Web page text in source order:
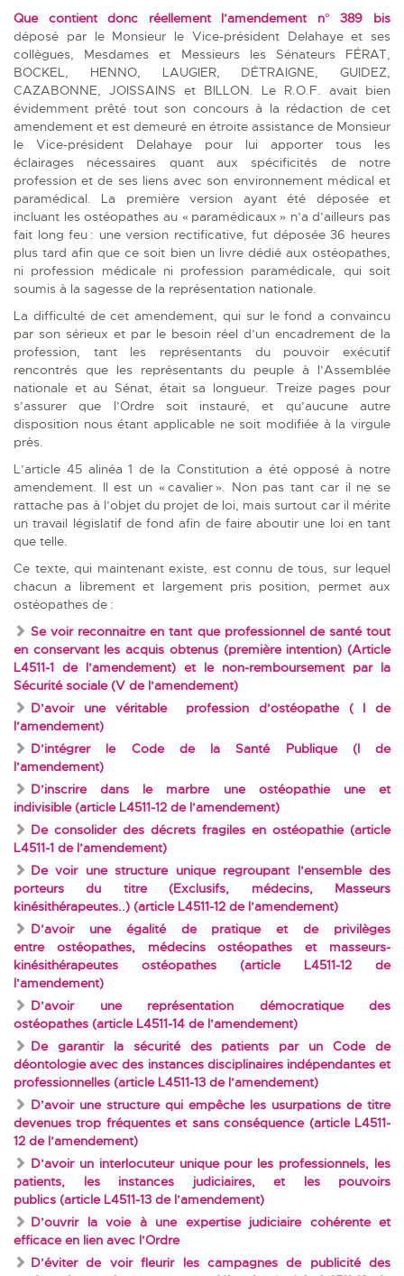
Que contient donc réellement l’amendement n° 389 bis
déposé par le Monsieur le Vice-président Delahaye et ses
collègues, Mesdames et Messieurs les Sénateurs FÉRAT,
BOCKEL, HENNO, LAUGIER, DÉTRAIGNE, GUIDEZ,
CAZABONNE, JOISSAINS et BILLON. Le R.O.F. avait bien
évidemment prêté tout son concours à la rédaction de cet
amendement et est demeuré en étroite assistance de Monsieur
le Vice-président Delahaye pour lui apporter tous les
éclairages nécessaires quant aux spécificités de notre
profession et de ses liens avec son environnement médical et
paramédical. La première version ayant été déposée et
incluant les ostéopathes au « paramédicaux » n’a d’ailleurs pas
fait long feu : une version rectificative, fut déposée 36 heures
plus tard afin que ce soit bien un livre dédié aux ostéopathes,
ni profession médicale ni profession paramédicale, qui soit
soumis à la sagesse de la représentation nationale.
La difficulté de cet amendement, qui sur le fond a convaincu
par son sérieux et par le besoin réel d’un encadrement de la
profession, tant les représentants du pouvoir exécutif
rencontrés que les représentants du peuple à l’Assemblée
nationale et au Sénat, était sa longueur. Treize pages pour
s’assurer que l’Ordre soit instauré, et qu’aucune autre
disposition nous étant applicable ne soit modifiée à la virgule
près.
L’article 45 alinéa 1 de la Constitution a été opposé à notre
amendement. Il est un « cavalier ». Non pas tant car il ne se
rattache pas à l’objet du projet de loi, mais surtout car il mérite
un travail législatif de fond afin de faire aboutir une loi en tant
que telle.
Ce texte, qui maintenant existe, est connu de tous, sur lequel
chacun a librement et largement pris position, permet aux
ostéopathes de :
Se voir reconnaitre en tant que professionnel de santé tout
en conservant les acquis obtenus (première intention) (Article
L4511-1 de l’amendement) et le non-remboursement par la
Sécurité sociale (V de l’amendement)
D’avoir une véritable profession d’ostéopathe ( I de
l’amendement)
D’intégrer le Code de la Santé Publique (I de
l’amendement)
D’inscrire dans le marbre une ostéopathie une et
indivisible (article L4511-12 de l’amendement)
De consolider des décrets fragiles en ostéopathie (article
L4511-1 de l’amendement)
De voir une structure unique regroupant l’ensemble des
porteurs du titre (Exclusifs, médecins, Masseurs
kinésithérapeutes..) (article L4511-12 de l’amendement)
D’avoir une égalité de pratique et de privilèges
entre ostéopathes, médecins ostéopathes et masseurs-
kinésithérapeutes ostéopathes (article L4511-12 de
l’amendement)
D’avoir une représentation démocratique des
ostéopathes (article L4511-14 de l’amendement)
De garantir la sécurité des patients par un Code de
déontologie avec des instances disciplinaires indépendantes et
professionnelles (article L4511-13 de l’amendement)
D’avoir une structure qui empêche les usurpations de titre
devenues trop fréquentes et sans conséquence (article L4511-
12 de l’amendement)
D’avoir un interlocuteur unique pour les professionnels, les
patients, les instances judiciaires, et les pouvoirs
publics (article L4511-13 de l’amendement)
D’ouvrir la voie à une expertise judiciaire cohérente et
efficace en lien avec l’Ordre
D’éviter de voir fleurir les campagnes de publicité des